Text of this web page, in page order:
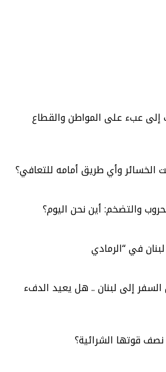
إلى عبء على المواطن والقطاع
الخسائر وأي طريق أمامه للتعافي؟
والتضخم: أين نحن اليوم؟
في “الرمادي
السفر إلى لبنان .. هل يعيد الدفء
قوتها الشرائية؟